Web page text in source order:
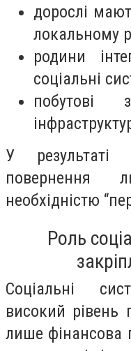
дорослі
локальному
родини
соціальні
побутові
У результаті
повернення
необхідністю
Роль
Соціальні
високий рівень
лише фінансова